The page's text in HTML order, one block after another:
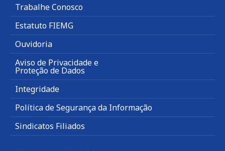
Trabalhe Conosco
Estatuto FIEMG
Ouvidoria
Aviso de Privacidade e
Proteção de Dados
Integridade
Política de Segurança da Informação
Sindicatos Filiados